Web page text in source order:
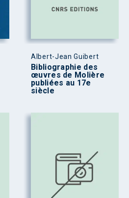
Albert-Jean Guibert
Bibliographie des
œuvres de Molière
publiées au 17e
siècle